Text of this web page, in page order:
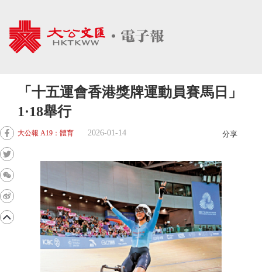
「十五運會香港獎牌運動員賽馬日」
1·18舉行
大公報 A19：體育 2026-01-14 分享